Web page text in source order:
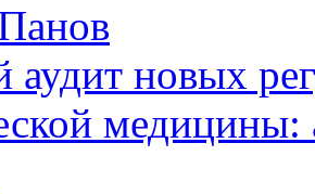
аудит новых
медицины: